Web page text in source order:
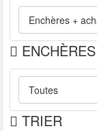
ENCHÈRES
TRIER